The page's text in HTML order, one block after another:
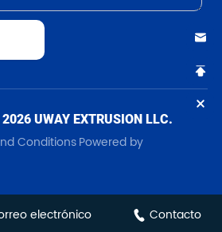
UWAY EXTRUSION LLC.
ConditionsPowered by
electrónico Contacto